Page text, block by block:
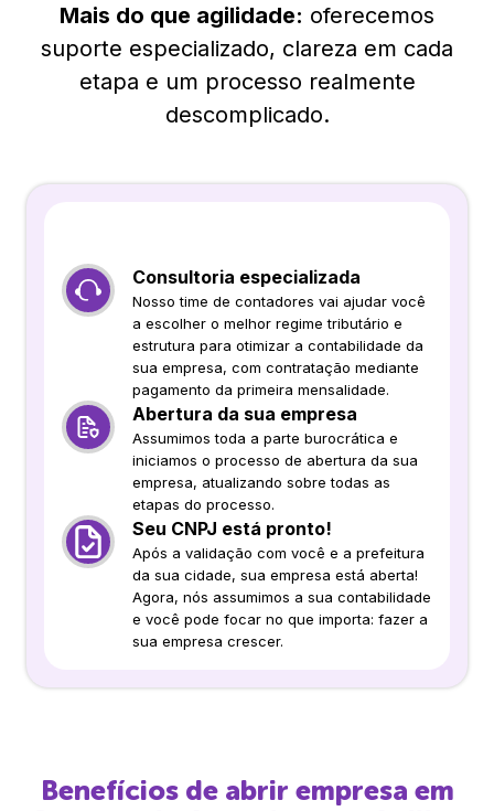
Mais do que agilidade: oferecemos
suporte especializado, clareza em cada
etapa e um processo realmente
descomplicado.
Consultoria especializada
Nosso time de contadores vai ajudar você
a escolher o melhor regime tributário e
estrutura para otimizar a contabilidade da
sua empresa, com contratação mediante
pagamento da primeira mensalidade.
Abertura da sua empresa
Assumimos toda a parte burocrática e
iniciamos o processo de abertura da sua
empresa, atualizando sobre todas as
etapas do processo.
Seu CNPJ está pronto!
Após a validação com você e a prefeitura
da sua cidade, sua empresa está aberta!
Agora, nós assumimos a sua contabilidade
e você pode focar no que importa: fazer a
sua empresa crescer.
Benefícios de abrir empresa em